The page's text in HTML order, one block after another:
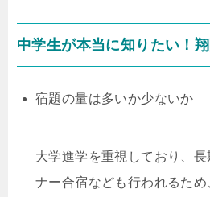
中学生が本当に知りたい！
宿題の量は多いか少ないか
大学進学を重視しており、
ナー合宿なども行われるた